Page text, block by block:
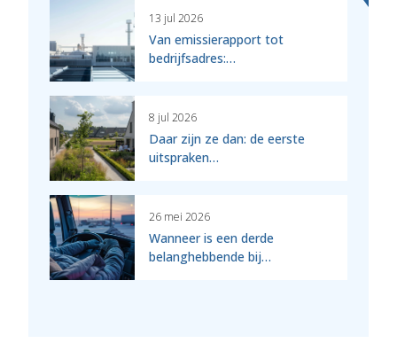
13 jul 2026
Van emissierapport tot
bedrijfsadres:…
8 jul 2026
Daar zijn ze dan: de eerste
uitspraken…
26 mei 2026
Wanneer is een derde
belanghebbende bij…